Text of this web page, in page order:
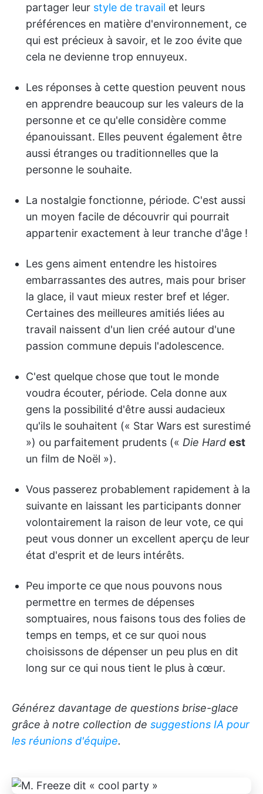
partager leur style de travail et leurs
préférences en matière d'environnement, ce
qui est précieux à savoir, et le zoo évite que
cela ne devienne trop ennuyeux.
Les réponses à cette question peuvent nous
en apprendre beaucoup sur les valeurs de la
personne et ce qu'elle considère comme
épanouissant. Elles peuvent également être
aussi étranges ou traditionnelles que la
personne le souhaite.
La nostalgie fonctionne, période. C'est aussi
un moyen facile de découvrir qui pourrait
appartenir exactement à leur tranche d'âge !
Les gens aiment entendre les histoires
embarrassantes des autres, mais pour briser
la glace, il vaut mieux rester bref et léger.
Certaines des meilleures amitiés liées au
travail naissent d'un lien créé autour d'une
passion commune depuis l'adolescence.
C'est quelque chose que tout le monde
voudra écouter, période. Cela donne aux
gens la possibilité d'être aussi audacieux
qu'ils le souhaitent (« Star Wars est surestimé
») ou parfaitement prudents (« Die Hard est
un film de Noël »).
Vous passerez probablement rapidement à la
suivante en laissant les participants donner
volontairement la raison de leur vote, ce qui
peut vous donner un excellent aperçu de leur
état d'esprit et de leurs intérêts.
Peu importe ce que nous pouvons nous
permettre en termes de dépenses
somptuaires, nous faisons tous des folies de
temps en temps, et ce sur quoi nous
choisissons de dépenser un peu plus en dit
long sur ce qui nous tient le plus à cœur.
Générez davantage de questions brise-glace
grâce à notre collection de suggestions IA pour
les réunions d'équipe.